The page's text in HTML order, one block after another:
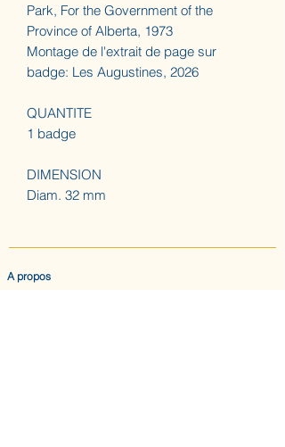
Park, For the Government of the
Province of Alberta, 1973
Montage de l'extrait de page sur
badge: Les Augustines, 2026
QUANTITE
1 badge
DIMENSION
Diam. 32 mm
A propos